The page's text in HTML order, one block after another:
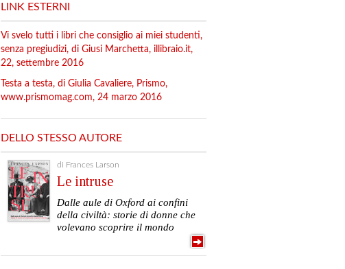
LINK ESTERNI
Vi svelo tutti i libri che consiglio ai miei studenti,
senza pregiudizi, di Giusi Marchetta, illibraio.it,
22, settembre 2016
Testa a testa, di Giulia Cavaliere, Prismo,
www.prismomag.com, 24 marzo 2016
DELLO STESSO AUTORE
di Frances Larson
Le intruse
Dalle aule di Oxford ai confini
della civiltà: storie di donne che
volevano scoprire il mondo